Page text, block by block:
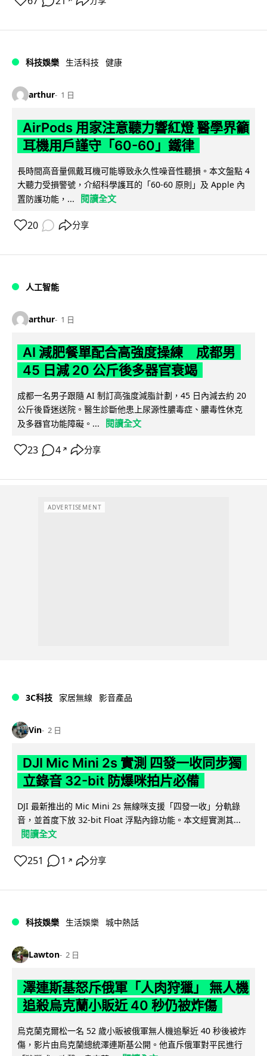
科技娛樂 生活科技 健康
arthur 1 日
AirPods 用家注意聽力響紅燈 醫學界籲
耳機用戶謹守「60-60」鐵律
長時間高音量佩戴耳機可能導致永久性噪音性聽損。本文盤點 4
大聽力受損警號，介紹科學護耳的「60-60 原則」及 Apple 內
置防護功能，...
閱讀全文
20 分享
人工智能
arthur 1 日
AI 減肥餐單配合高強度操練 成都男
45 日減 20 公斤後多器官衰竭
成都一名男子跟隨 AI 制訂高強度減脂計劃，45 日內減去約 20
公斤後昏迷送院。醫生診斷他患上尿源性膿毒症、膿毒性休克
及多器官功能障礙。...
閱讀全文
23 4 ↗ 分享
ADVERTISEMENT
3C科技 家居無線 影音產品
Vin 2 日
DJI Mic Mini 2s 實測 四發一收同步獨
立錄音 32-bit 防爆咪拍片必備
DJI 最新推出的 Mic Mini 2s 無線咪支援「四發一收」分軌錄
音，並首度下放 32-bit Float 浮點內錄功能。本文經實測其...
閱讀全文
251 1 ↗ 分享
科技娛樂 生活娛樂 城中熱話
Lawton 2 日
澤連斯基怒斥俄軍「人肉狩獵」 無人機
追殺烏克蘭小販近 40 秒仍被炸傷
烏克蘭克爾松一名 52 歲小販被俄軍無人機追擊近 40 秒後被炸
傷，影片由烏克蘭總統澤連斯基公開。他直斥俄軍對平民進行